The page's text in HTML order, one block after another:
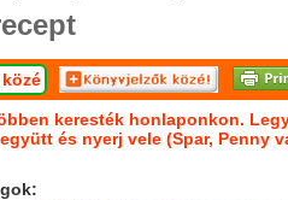
keresték honlaponkon.
és nyerj vele (Spar, Penny